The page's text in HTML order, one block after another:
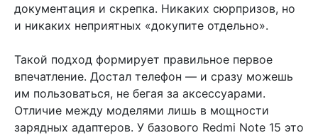
документация и скрепка. Никаких сюрпризов, но
и никаких неприятных «докупите отдельно».
Такой подход формирует правильное первое
впечатление. Достал телефон — и сразу можешь
им пользоваться, не бегая за аксессуарами.
Отличие между моделями лишь в мощности
зарядных адаптеров. У базового Redmi Note 15 это